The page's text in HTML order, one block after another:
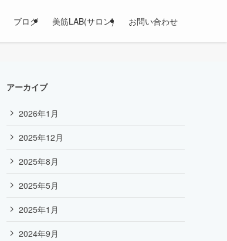
ブログ 美筋LAB(サロン) お問い合わせ
アーカイブ
2026年1月
2025年12月
2025年8月
2025年5月
2025年1月
2024年9月